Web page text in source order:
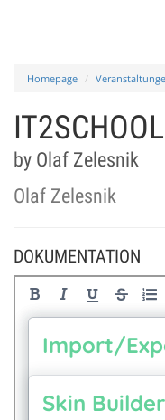
Homepage
IT2SCHOOL
by Olaf Zelesnik
Olaf Zelesnik
DOKUMENTATION